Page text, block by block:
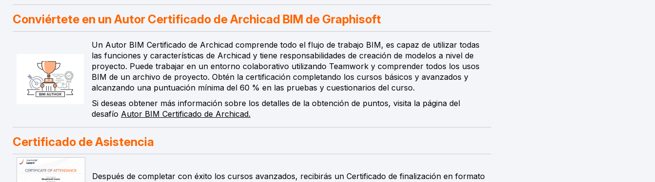
Conviértete en un Autor Certificado de Archicad BIM de Graphisoft
Un Autor BIM Certificado de Archicad comprende todo el flujo de trabajo BIM, es capaz de utilizar todas
las funciones y características de Archicad y tiene responsabilidades de creación de modelos a nivel de
proyecto. Puede trabajar en un entorno colaborativo utilizando Teamwork y comprender todos los usos
BIM de un archivo de proyecto. Obtén la certificación completando los cursos básicos y avanzados y
alcanzando una puntuación mínima del 60 % en las pruebas y cuestionarios del curso.
Si deseas obtener más información sobre los detalles de la obtención de puntos, visita la página del
desafío Autor BIM Certificado de Archicad.
Certificado de Asistencia
Después de completar con éxito los cursos avanzados, recibirás un Certificado de finalización en formato